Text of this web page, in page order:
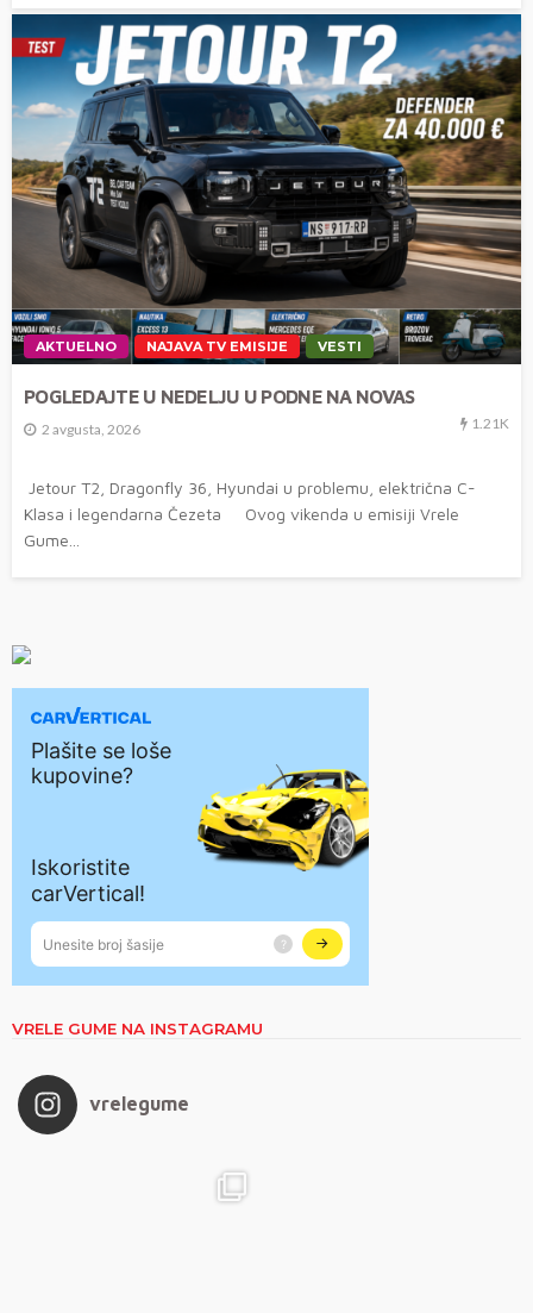
AKTUELNO NAJAVA TV EMISIJE VESTI
POGLEDAJTE U NEDELJU U PODNE NA NOVAS
2 avgusta, 2026 1.21K
Jetour T2, Dragonfly 36, Hyundai u problemu, električna C-
Klasa i legendarna Čezeta Ovog vikenda u emisiji Vrele
Gume...
VRELE GUME NA INSTAGRAMU
vrelegume